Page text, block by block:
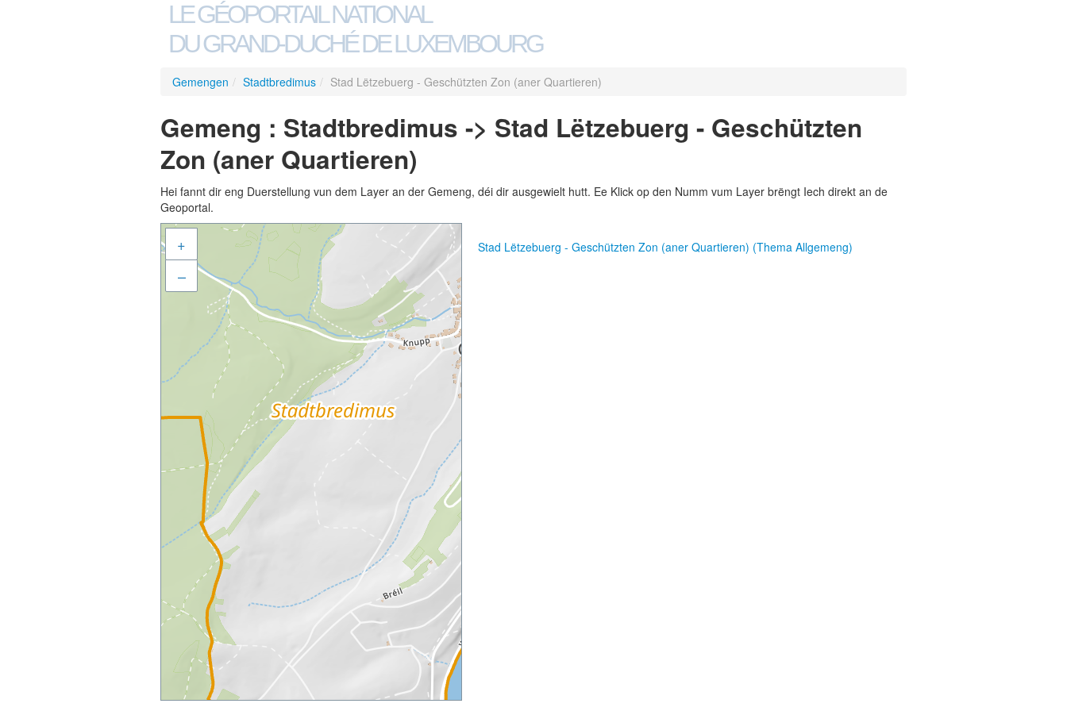
LE GÉOPORTAIL NATIONAL
DU GRAND-DUCHÉ DE LUXEMBOURG
Gemengen / Stadtbredimus / Stad Lëtzebuerg - Geschützten Zon (aner Quartieren)
Gemeng : Stadtbredimus -> Stad Lëtzebuerg - Geschützten
Zon (aner Quartieren)
Hei fannt dir eng Duerstellung vun dem Layer an der Gemeng, déi dir ausgewielt hutt. Ee Klick op den Numm vum Layer brëngt Iech direkt an de
Geoportal.
+
–
Stad Lëtzebuerg - Geschützten Zon (aner Quartieren) (Thema Allgemeng)